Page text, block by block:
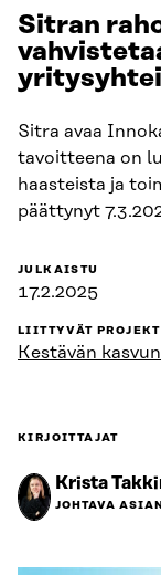
Sitran
Sitra avaa
tavoitteena on
haasteista ja
päättynyt
JULKAISTU
17.2.2025
LIITTYVÄT
Kestävän
KIRJOITTAJAT
Krista
JOHTAVA